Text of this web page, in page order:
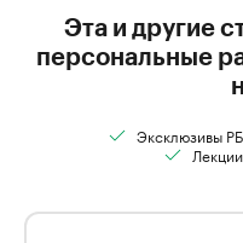
Эта и другие
персональные
Эксклюзивы